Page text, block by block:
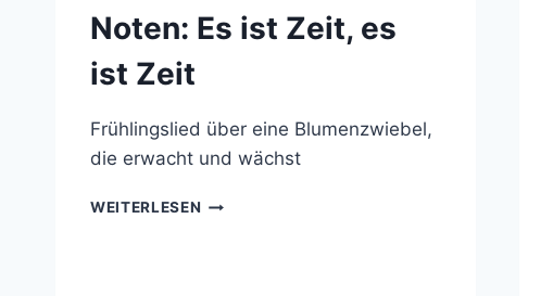
Noten: Es ist Zeit, es
ist Zeit
Frühlingslied über eine Blumenzwiebel,
die erwacht und wächst
WEITERLESEN NOTEN: